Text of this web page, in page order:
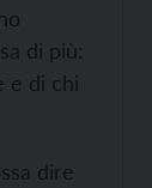
di più:
e di chi
dire